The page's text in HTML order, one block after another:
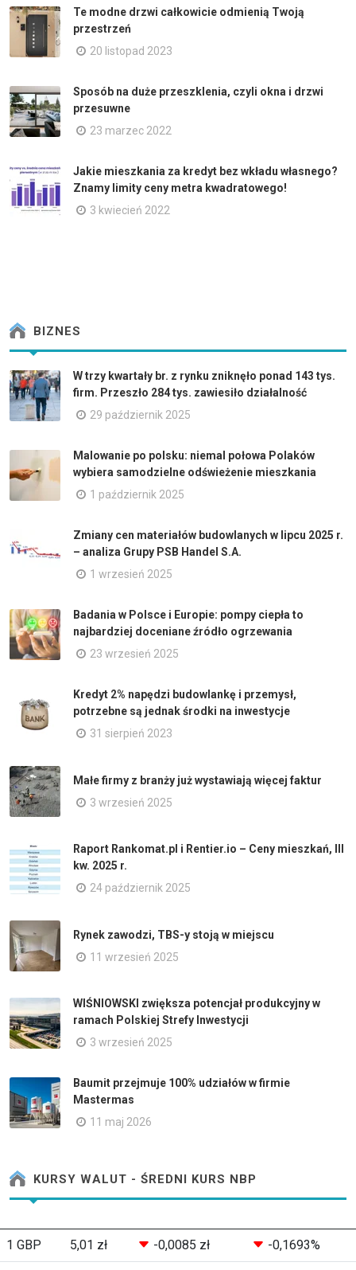
Te modne drzwi całkowicie odmienią Twoją
przestrzeń
20 listopad 2023
Sposób na duże przeszklenia, czyli okna i drzwi
przesuwne
23 marzec 2022
Jakie mieszkania za kredyt bez wkładu własnego?
Znamy limity ceny metra kwadratowego!
3 kwiecień 2022
BIZNES
W trzy kwartały br. z rynku zniknęło ponad 143 tys.
firm. Przeszło 284 tys. zawiesiło działalność
29 październik 2025
Malowanie po polsku: niemal połowa Polaków
wybiera samodzielne odświeżenie mieszkania
1 październik 2025
Zmiany cen materiałów budowlanych w lipcu 2025 r.
– analiza Grupy PSB Handel S.A.
1 wrzesień 2025
Badania w Polsce i Europie: pompy ciepła to
najbardziej doceniane źródło ogrzewania
23 wrzesień 2025
Kredyt 2% napędzi budowlankę i przemysł,
potrzebne są jednak środki na inwestycje
31 sierpień 2023
Małe firmy z branży już wystawiają więcej faktur
3 wrzesień 2025
Raport Rankomat.pl i Rentier.io – Ceny mieszkań, III
kw. 2025 r.
24 październik 2025
Rynek zawodzi, TBS-y stoją w miejscu
11 wrzesień 2025
WIŚNIOWSKI zwiększa potencjał produkcyjny w
ramach Polskiej Strefy Inwestycji
3 wrzesień 2025
Baumit przejmuje 100% udziałów w firmie
Mastermas
11 maj 2026
KURSY WALUT - ŚREDNI KURS NBP
1 GBP 5,01 zł -0,0085 zł -0,1693%